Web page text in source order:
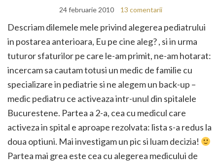
24 februarie 2010 13 comentarii
Descriam dilemele mele privind alegerea pediatrului
in postarea anterioara, Eu pe cine aleg? , si in urma
tuturor sfaturilor pe care le-am primit, ne-am hotarat:
incercam sa cautam totusi un medic de familie cu
specializare in pediatrie si ne alegem un back-up –
medic pediatru ce activeaza intr-unul din spitalele
Bucurestene. Partea a 2-a, cea cu medicul care
activeza in spital e aproape rezolvata: lista s-a redus la
doua optiuni. Mai investigam un pic si luam decizia!
Partea mai grea este cea cu alegerea medicului de